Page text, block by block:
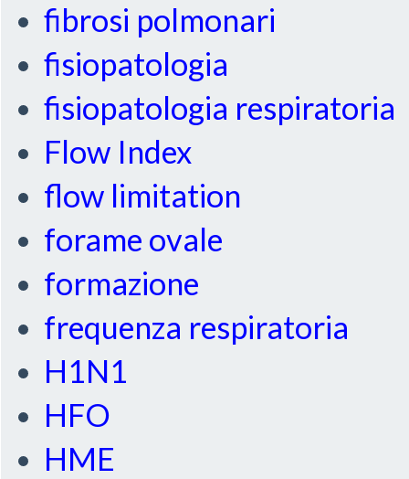
fibrosi polmonari
fisiopatologia
fisiopatologia respiratoria
Flow Index
flow limitation
forame ovale
formazione
frequenza respiratoria
H1N1
HFO
HME